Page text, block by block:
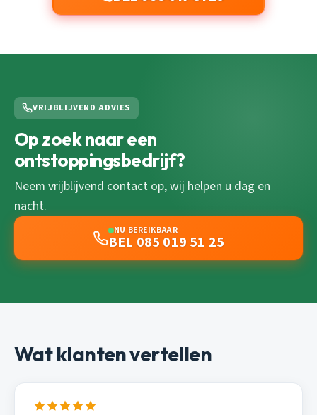
VRIJBLIJVEND ADVIES
Op zoek naar een
ontstoppingsbedrijf?
Neem vrijblijvend contact op, wij helpen u dag en
nacht.
NU BEREIKBAAR
BEL 085 019 51 25
Wat klanten vertellen